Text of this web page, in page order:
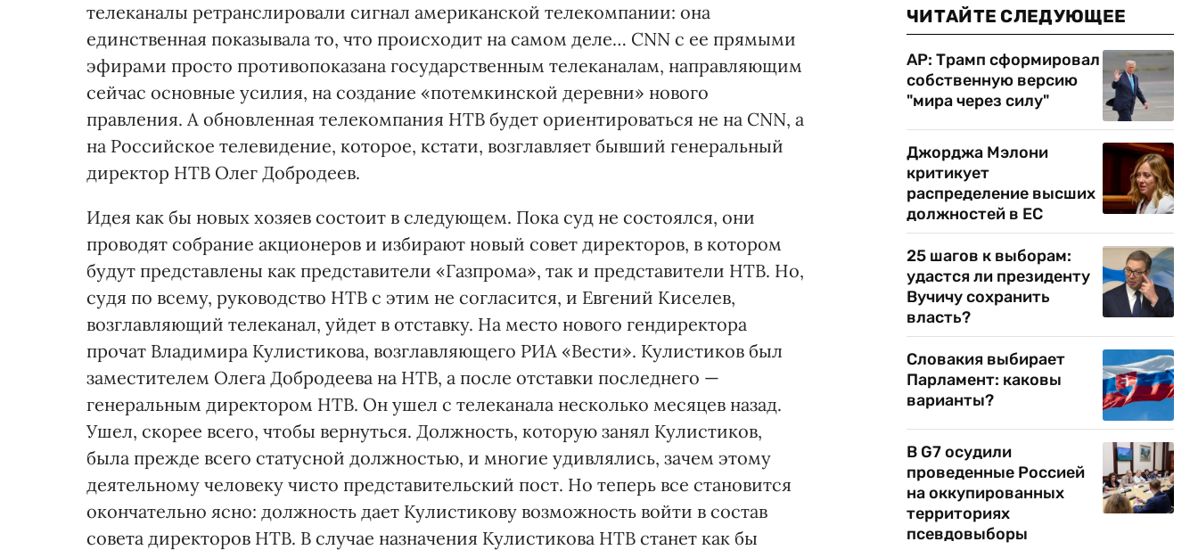
телеканалы ретранслировали сигнал американской телекомпании: она
единственная показывала то, что происходит на самом деле… CNN с ее прямыми
эфирами просто противопоказана государственным телеканалам, направляющим
сейчас основные усилия, на создание «потемкинской деревни» нового
правления. А обновленная телекомпания НТВ будет ориентироваться не на CNN, а
на Российское телевидение, которое, кстати, возглавляет бывший генеральный
директор НТВ Олег Добродеев.
Идея как бы новых хозяев состоит в следующем. Пока суд не состоялся, они
проводят собрание акционеров и избирают новый совет директоров, в котором
будут представлены как представители «Газпрома», так и представители НТВ. Но,
судя по всему, руководство НТВ с этим не согласится, и Евгений Киселев,
возглавляющий телеканал, уйдет в отставку. На место нового гендиректора
прочат Владимира Кулистикова, возглавляющего РИА «Вести». Кулистиков был
заместителем Олега Добродеева на НТВ, а после отставки последнего —
генеральным директором НТВ. Он ушел с телеканала несколько месяцев назад.
Ушел, скорее всего, чтобы вернуться. Должность, которую занял Кулистиков,
была прежде всего статусной должностью, и многие удивлялись, зачем этому
деятельному человеку чисто представительский пост. Но теперь все становится
окончательно ясно: должность дает Кулистикову возможность войти в состав
совета директоров НТВ. В случае назначения Кулистикова НТВ станет как бы
ЧИТАЙТЕ СЛЕДУЮЩЕЕ
AP: Трамп сформировал
собственную версию
"мира через силу"
Джорджа Мэлони
критикует
распределение высших
должностей в ЕС
25 шагов к выборам:
удастся ли президенту
Вучичу сохранить
власть?
Словакия выбирает
Парламент: каковы
варианты?
В G7 осудили
проведенные Россией
на оккупированных
территориях
псевдовыборы